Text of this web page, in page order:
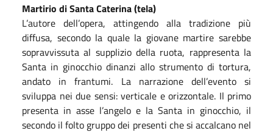
Martirio di Santa Caterina (tela)
L’autore dell’opera, attingendo alla tradizione più
diffusa, secondo la quale la giovane martire sarebbe
sopravvissuta al supplizio della ruota, rappresenta la
Santa in ginocchio dinanzi allo strumento di tortura,
andato in frantumi. La narrazione dell’evento si
sviluppa nei due sensi: verticale e orizzontale. Il primo
presenta in asse l’angelo e la Santa in ginocchio, il
secondo il folto gruppo dei presenti che si accalcano nel